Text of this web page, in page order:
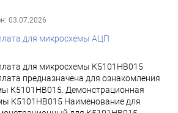
03.07.2026
для микросхемы АЦП
для микросхемы К5101НВ015
предназначена для ознакомления
К5101НВ015. Демонстрационная
К5101НВ015 Наименование для